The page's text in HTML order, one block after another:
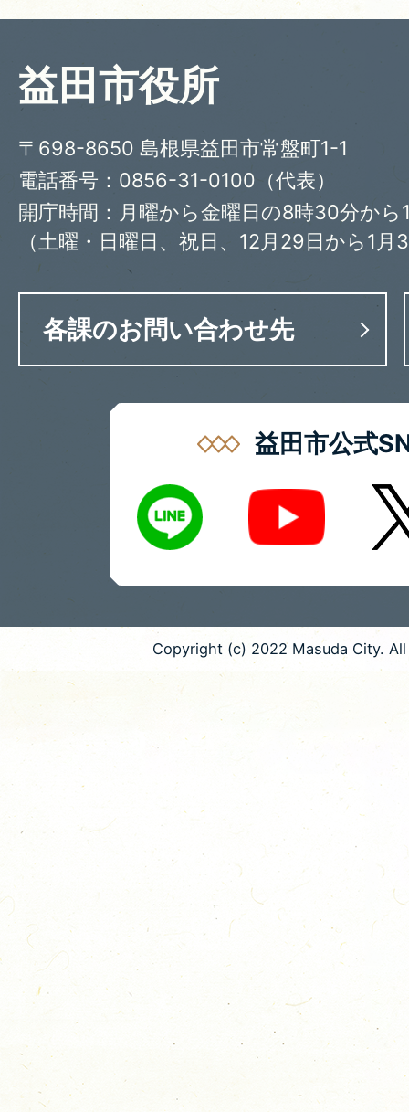
益田市役所
〒698-8650 島根県益田市常盤町1-1
電話番号：0856-31-0100（代表）
開庁時間：月曜から金曜日の8時30分から
（土曜・日曜日、祝日、12月29日から1月
各課のお問い合わせ先
益田市公式
LINE
Youtube X
Copyright (c) 2022 Masuda City.